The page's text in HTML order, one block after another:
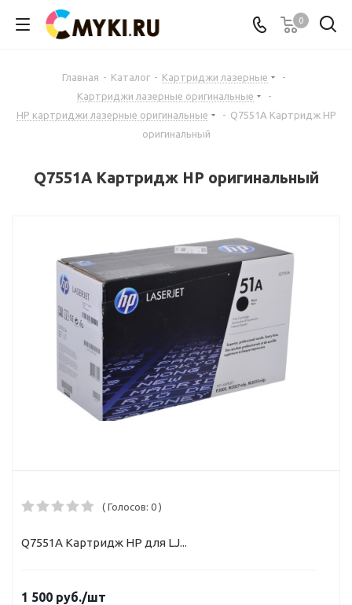
0
Главная - Каталог - Картриджи лазерные
-
Картриджи лазерные оригинальные
-
HP картриджи лазерные оригинальные
- Q7551A Картридж HP
оригинальный
Q7551A Картридж HP оригинальный
( Голосов: 0 )
Q7551A Картридж HP для LJ...
1 500 руб./шт